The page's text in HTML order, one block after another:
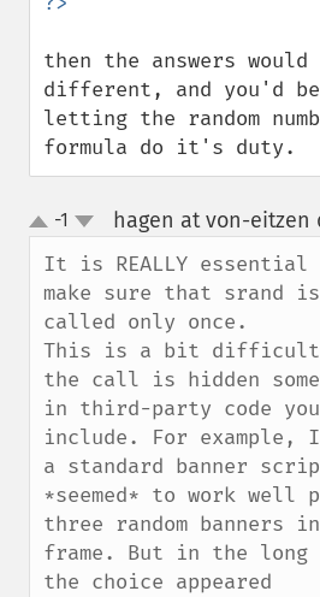
then the answers would
different, and you'd be
letting the random
formula do it's duty.
up
down
-1 hagen at von-eitzen
It is REALLY essential
make sure that srand is
called only once.
This is a bit
the call is hidden
in third-party code you
include. For example, I
a standard banner
*seemed* to work well
three random banners
frame. But in the long
the choice appeared